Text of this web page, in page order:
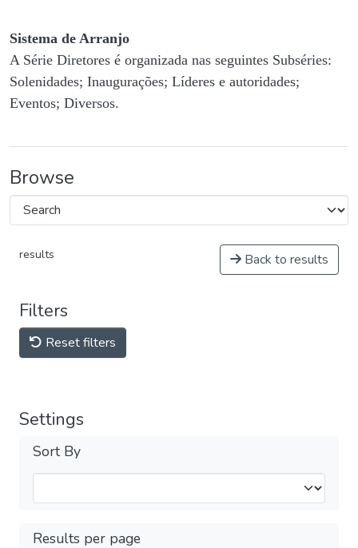
Sistema de Arranjo
A Série Diretores é organizada nas seguintes Subséries:
Solenidades; Inaugurações; Líderes e autoridades;
Eventos; Diversos.
Browse
results Back to results
Filters
Reset filters
Settings
Sort By
Results per page